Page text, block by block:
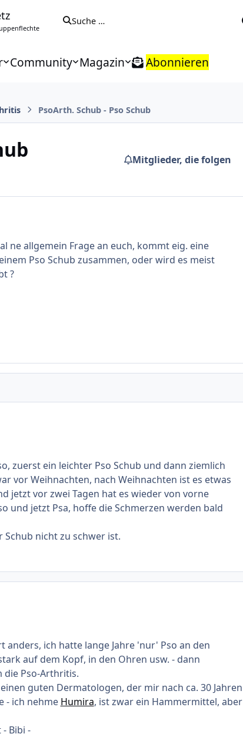
Suche …
Community Magazin Abonnieren
PsoArth. Schub - Pso Schub
Mitglieder, die folgen
ne allgemein Frage an euch, kommt eig. eine
Pso Schub zusammen, oder wird es meist
?
zuerst ein leichter Pso Schub und dann ziemlich
vor Weihnachten, nach Weihnachten ist es etwas
jetzt vor zwei Tagen hat es wieder von vorne
und jetzt Psa, hoffe die Schmerzen werden bald
Schub nicht zu schwer ist.
anders, ich hatte lange Jahre 'nur' Pso an den
auf dem Kopf, in den Ohren usw. - dann
die Pso-Arthritis.
guten Dermatologen, der mir nach ca. 30 Jahren
- ich nehme Humira, ist zwar ein Hammermittel, aber
Bibi -